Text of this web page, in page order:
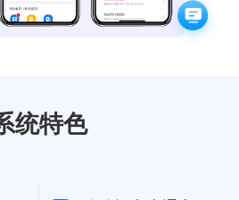
统特色